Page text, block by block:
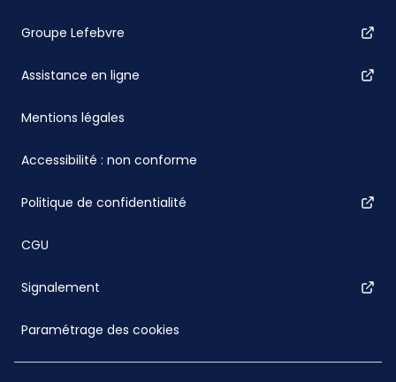
Groupe Lefebvre
Assistance en ligne
Mentions légales
Accessibilité : non conforme
Politique de confidentialité
CGU
Signalement
Paramétrage des cookies